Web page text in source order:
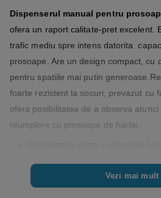
Dispenserul manual pentru
ofera un raport calitate-pret excelent.
trafic mediu spre intens datorita
prosoape. Are un design compact, cu
pentru spatiile mai putin
foarte rezistent la socuri, prevazut cu
ofera posibilitatea de a observa
reumplere cu prosoape de hartie.
Compatibil cu prosoape de tip Z si V
Are un aspect modern, cu un
Vezi mai mult